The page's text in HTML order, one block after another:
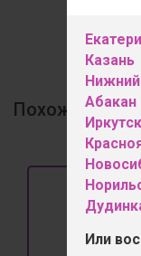
Казань
Абакан
Иркутск
Или
Похожие